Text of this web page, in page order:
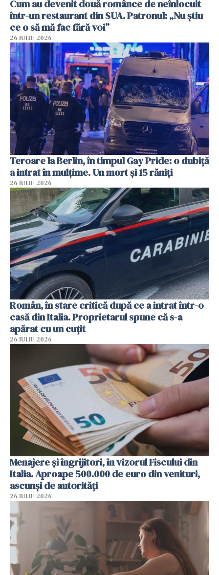
Cum au devenit două românce de neînlocuit
într-un restaurant din SUA. Patronul: „Nu știu
ce o să mă fac fără voi”
26 IULIE 2026
Teroare la Berlin, în timpul Gay Pride: o dubiță
a intrat în mulțime. Un mort și 15 răniți
26 IULIE 2026
Român, în stare critică după ce a intrat într-o
casă din Italia. Proprietarul spune că s-a
apărat cu un cuțit
26 IULIE 2026
Menajere și îngrijitori, în vizorul Fiscului din
Italia. Aproape 500.000 de euro din venituri,
ascunși de autorități
26 IULIE 2026